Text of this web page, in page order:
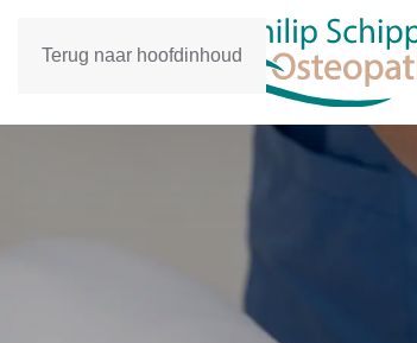
Terug naar hoofdinhoud